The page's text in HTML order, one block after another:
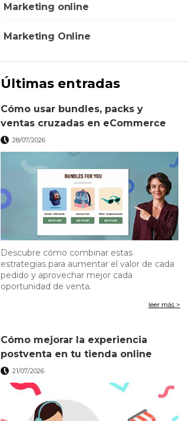
Marketing online
Marketing Online
Últimas entradas
Cómo usar bundles, packs y
ventas cruzadas en eCommerce
28/07/2026
Descubre cómo combinar estas
estrategias para aumentar el valor de cada
pedido y aprovechar mejor cada
oportunidad de venta.
leer más >
Cómo mejorar la experiencia
postventa en tu tienda online
21/07/2026